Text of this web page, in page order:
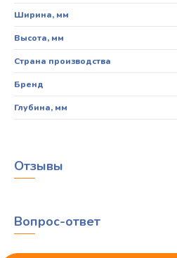
Ширина, мм
Высота, мм
Страна производства
Бренд
Глубина, мм
Отзывы
Вопрос-ответ